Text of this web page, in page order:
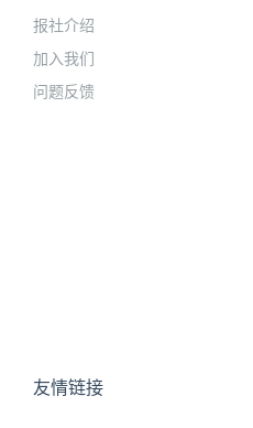
报社介绍
加入我们
问题反馈
友情链接